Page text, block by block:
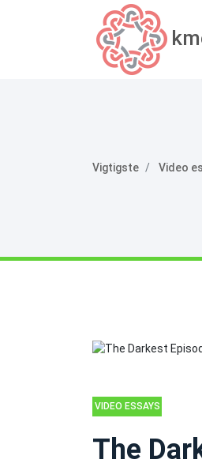
Vigtigste Video
VIDEO ESSAYS
The